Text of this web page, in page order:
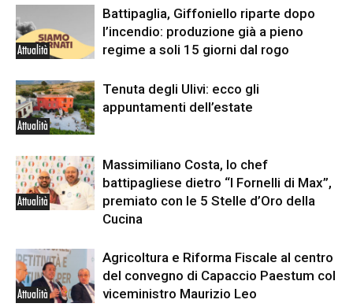
Attualità
Battipaglia, Giffoniello riparte dopo
l’incendio: produzione già a pieno
regime a soli 15 giorni dal rogo
Attualità
Tenuta degli Ulivi: ecco gli
appuntamenti dell’estate
Attualità
Massimiliano Costa, lo chef
battipagliese dietro “I Fornelli di Max”,
premiato con le 5 Stelle d’Oro della
Cucina
Attualità
Agricoltura e Riforma Fiscale al centro
del convegno di Capaccio Paestum col
viceministro Maurizio Leo